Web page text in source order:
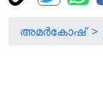
അമർകോഷ്